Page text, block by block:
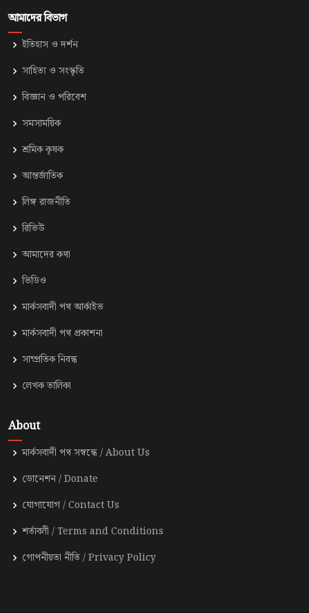
আমাদের বিভাগ
ইতিহাস ও দর্শন
সাহিত্য ও সংস্কৃতি
⁠বিজ্ঞান ও পরিবেশ
সমসাময়িক
শ্রমিক কৃষক
আন্তর্জাতিক
লিঙ্গ রাজনীতি
রিভিউ
আমাদের কথা
ভিডিও
মার্কসবাদী পথ আর্কাইভ
মার্কসবাদী পথ প্রকাশনা
সাম্প্রতিক নিবন্ধ
লেখক তালিকা
About
মার্কসবাদী পথ সম্বন্ধে / About Us
ডোনেশন / Donate
যোগাযোগ / Contact Us
শর্তাবলী / Terms and Conditions
গোপনীয়তা নীতি / Privacy Policy